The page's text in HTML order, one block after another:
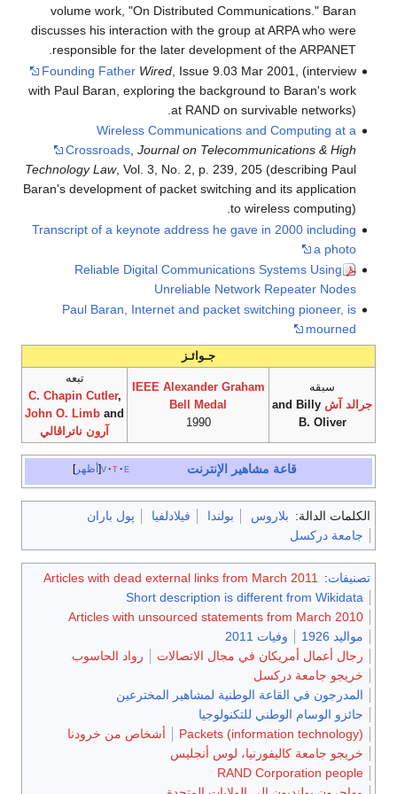
volume work, "On Distributed Communications." Baran
discusses his interaction with the group at ARPA who were
responsible for the later development of the ARPANET.
Founding Father Wired, Issue 9.03 Mar 2001, (interview
with Paul Baran, exploring the background to Baran's work
at RAND on survivable networks).
Wireless Communications and Computing at a
Crossroads, Journal on Telecommunications & High
Technology Law, Vol. 3, No. 2, p. 239, 205 (describing Paul
Baran's development of packet switching and its application
to wireless computing).
Transcript of a keynote address he gave in 2000 including
a photo
Reliable Digital Communications Systems Using
Unreliable Network Repeater Nodes
Paul Baran, Internet and packet switching pioneer, is
mourned
جـوائـز
سبقه
جرالد آش and Billy
B. Oliver
IEEE Alexander Graham
Bell Medal
1990
تبعه
C. Chapin Cutler,
John O. Limb and
آرون ناتراڤالي
أظهر v t e قاعة مشاهير الإنترنت
الكلمات الدالة: بلاروس بولندا فيلادلفيا
پول باران
جامعة دركسل
تصنيفات:
Articles with dead external links from March 2011
Short description is different from Wikidata
Articles with unsourced statements from March 2010
مواليد 1926
وفيات 2011
رجال أعمال أمريكان في مجال الاتصالات
رواد الحاسوب
خريجو جامعة دركسل
المدرجون في القاعة الوطنية لمشاهير المخترعين
حائزو الوسام الوطني للتكنولوجيا
Packets (information technology)
أشخاص من خرودنا
خريجو جامعة كاليفورنيا، لوس أنجليس
RAND Corporation people